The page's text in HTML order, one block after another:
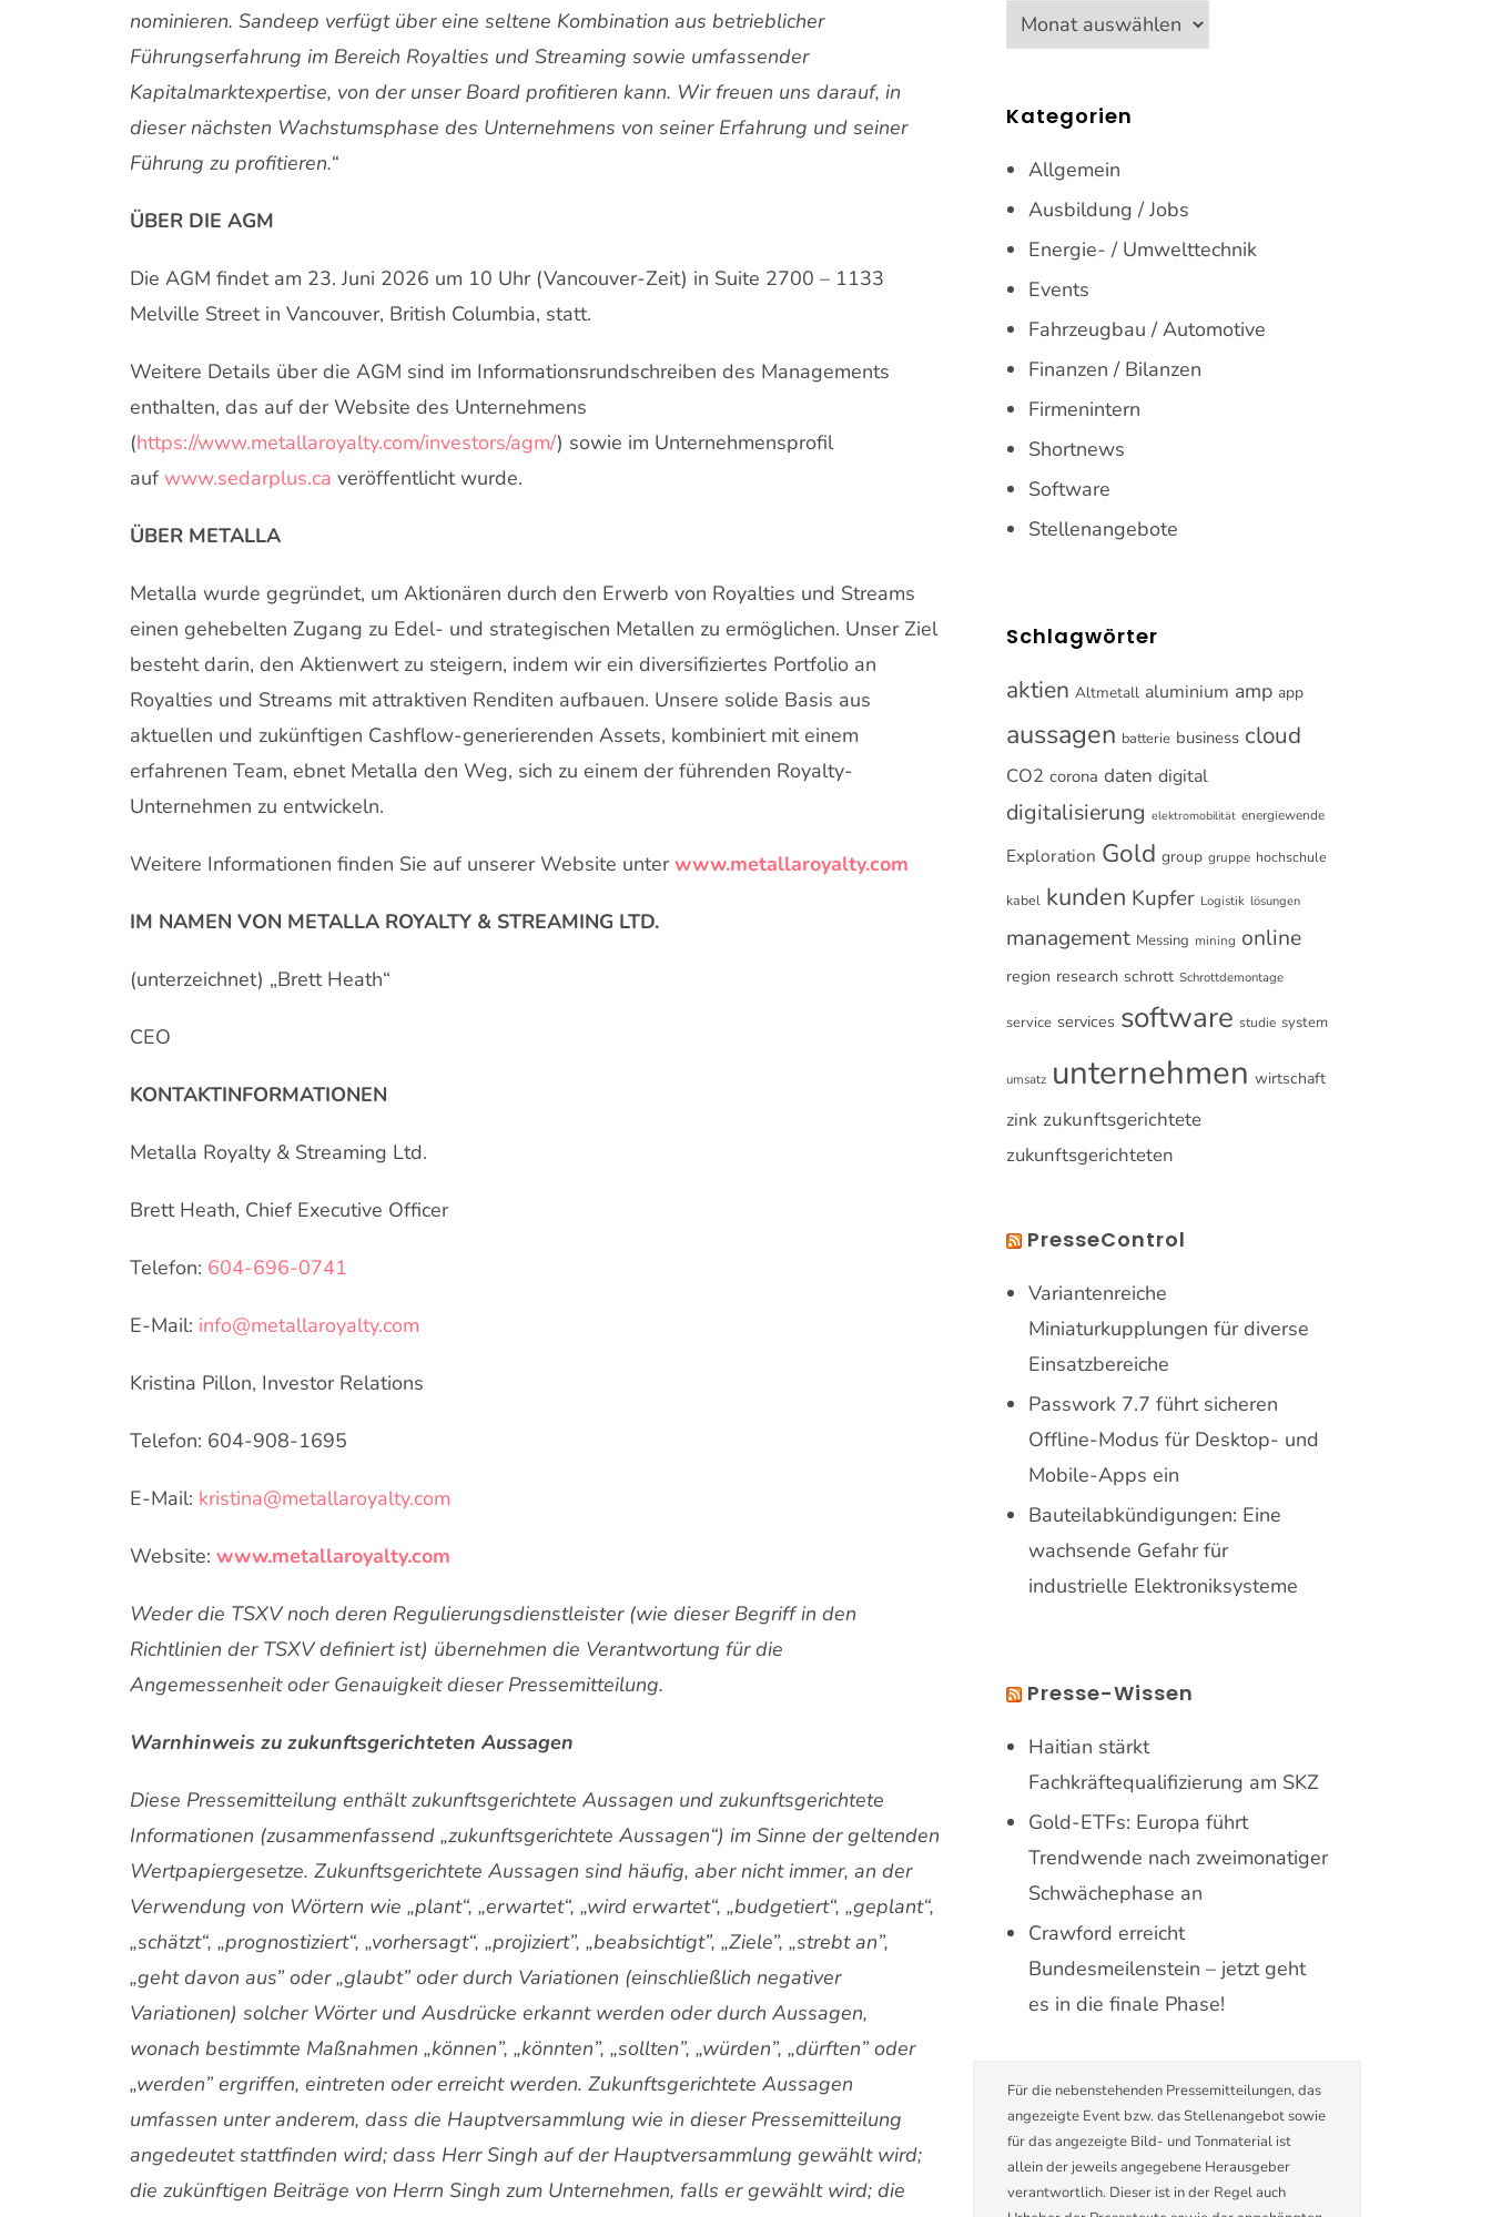
nominieren. Sandeep verfügt über eine seltene Kombination aus betrieblicher
Führungserfahrung im Bereich Royalties und Streaming sowie umfassender
Kapitalmarktexpertise, von der unser Board profitieren kann. Wir freuen uns darauf, in
dieser nächsten Wachstumsphase des Unternehmens von seiner Erfahrung und seiner
Führung zu profitieren.“
ÜBER DIE AGM
Die AGM findet am 23. Juni 2026 um 10 Uhr (Vancouver-Zeit) in Suite 2700 – 1133
Melville Street in Vancouver, British Columbia, statt.
Weitere Details über die AGM sind im Informationsrundschreiben des Managements
enthalten, das auf der Website des Unternehmens
(https://www.metallaroyalty.com/investors/agm/) sowie im Unternehmensprofil
auf www.sedarplus.ca veröffentlicht wurde.
ÜBER METALLA
Metalla wurde gegründet, um Aktionären durch den Erwerb von Royalties und Streams
einen gehebelten Zugang zu Edel- und strategischen Metallen zu ermöglichen. Unser Ziel
besteht darin, den Aktienwert zu steigern, indem wir ein diversifiziertes Portfolio an
Royalties und Streams mit attraktiven Renditen aufbauen. Unsere solide Basis aus
aktuellen und zukünftigen Cashflow-generierenden Assets, kombiniert mit einem
erfahrenen Team, ebnet Metalla den Weg, sich zu einem der führenden Royalty-
Unternehmen zu entwickeln.
Weitere Informationen finden Sie auf unserer Website unterwww.metallaroyalty.com
IM NAMEN VON METALLA ROYALTY & STREAMING LTD.
(unterzeichnet) „Brett Heath“
CEO
KONTAKTINFORMATIONEN
Metalla Royalty & Streaming Ltd.
Brett Heath, Chief Executive Officer
Telefon: 604-696-0741
E-Mail: info@metallaroyalty.com
Kristina Pillon, Investor Relations
Telefon: 604-908-1695
E-Mail: kristina@metallaroyalty.com
Website: www.metallaroyalty.com
Weder die TSXV noch deren Regulierungsdienstleister (wie dieser Begriff in den
Richtlinien der TSXV definiert ist) übernehmen die Verantwortung für die
Angemessenheit oder Genauigkeit dieser Pressemitteilung.
Warnhinweis zu zukunftsgerichteten Aussagen
Diese Pressemitteilung enthält zukunftsgerichtete Aussagen und zukunftsgerichtete
Informationen (zusammenfassend „zukunftsgerichtete Aussagen“) im Sinne der geltenden
Wertpapiergesetze. Zukunftsgerichtete Aussagen sind häufig, aber nicht immer, an der
Verwendung von Wörtern wie „plant“, „erwartet“, „wird erwartet“, „budgetiert“, „geplant“,
„schätzt“, „prognostiziert“, „vorhersagt“, „projiziert”, „beabsichtigt”, „Ziele”, „strebt an”,
„geht davon aus” oder „glaubt” oder durch Variationen (einschließlich negativer
Variationen) solcher Wörter und Ausdrücke erkannt werden oder durch Aussagen,
wonach bestimmte Maßnahmen „können”, „könnten”, „sollten”, „würden”, „dürften” oder
„werden” ergriffen, eintreten oder erreicht werden. Zukunftsgerichtete Aussagen
umfassen unter anderem, dass die Hauptversammlung wie in dieser Pressemitteilung
angedeutet stattfinden wird; dass Herr Singh auf der Hauptversammlung gewählt wird;
die zukünftigen Beiträge von Herrn Singh zum Unternehmen, falls er gewählt wird; die
Archiv
Kategorien
Allgemein
Ausbildung / Jobs
Energie- / Umwelttechnik
Events
Fahrzeugbau / Automotive
Finanzen / Bilanzen
Firmenintern
Shortnews
Software
Stellenangebote
Schlagwörter
aktien Altmetall aluminium amp app
aussagen batterie business cloud
CO2 corona daten digital
digitalisierung elektromobilität energiewende
Exploration Gold group gruppe hochschule
kabel kunden Kupfer Logistik lösungen
management Messing mining online
region research schrott Schrottdemontage
service services software studie system
umsatz unternehmen wirtschaft
zink zukunftsgerichtete
zukunftsgerichteten
PresseControl
Variantenreiche
Miniaturkupplungen für diverse
Einsatzbereiche
Passwork 7.7 führt sicheren
Offline-Modus für Desktop- und
Mobile-Apps ein
Bauteilabkündigungen: Eine
wachsende Gefahr für
industrielle Elektroniksysteme
Presse-Wissen
Haitian stärkt
Fachkräftequalifizierung am SKZ
Gold-ETFs: Europa führt
Trendwende nach zweimonatiger
Schwächephase an
Crawford erreicht
Bundesmeilenstein – jetzt geht
es in die finale Phase!
Für die nebenstehenden Pressemitteilungen, das
angezeigte Event bzw. das Stellenangebot sowie
für das angezeigte Bild- und Tonmaterial ist
allein der jeweils angegebene Herausgeber
verantwortlich. Dieser ist in der Regel auch